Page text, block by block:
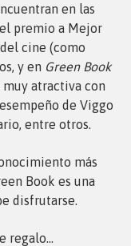
en las
premio a Mejor
cine (como
y en Green Book
atractiva con
de Viggo
entre otros.
más
Book es una
disfrutarse.
regalo…